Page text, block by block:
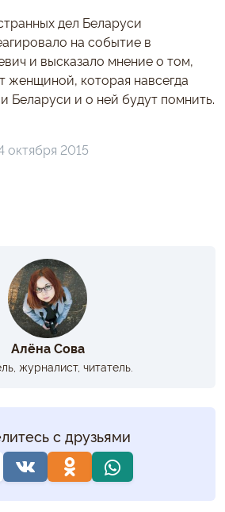
дел Беларуси
на событие в
и высказало мнение о том,
женщиной, которая навсегда
Беларуси и о ней будут помнить.
октября 2015
Алёна Сова
журналист, читатель.
с друзьями